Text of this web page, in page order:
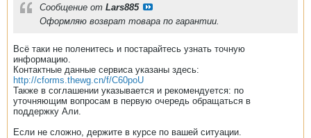
Сообщение от Lars885
Оформляю возврат товара по гарантии.
Всё таки не поленитесь и постарайтесь узнать точную
информацию.
Контактные данные сервиса указаны здесь:
http://cforms.thewg.cn/f/C60poU
Также в соглашении указывается и рекомендуется: по
уточняющим вопросам в первую очередь обращаться в
поддержку Али.
Если не сложно, держите в курсе по вашей ситуации.